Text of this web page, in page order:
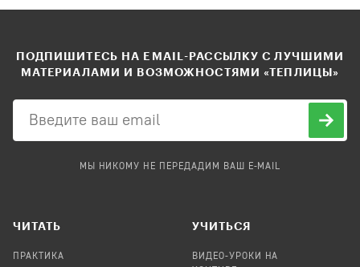
ПОДПИШИТЕСЬ НА EMAIL-РАССЫЛКУ С ЛУЧШИМИ
МАТЕРИАЛАМИ И ВОЗМОЖНОСТЯМИ «ТЕПЛИЦЫ»
МЫ НИКОМУ НЕ ПЕРЕДАДИМ ВАШ E-MAIL
ЧИТАТЬ
ПРАКТИКА
УЧИТЬСЯ
ВИДЕО-УРОКИ НА